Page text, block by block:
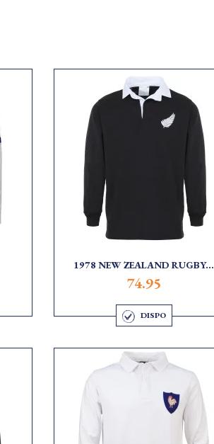
1978 NEW ZEALAND RUGBY...
74.95
DISPO